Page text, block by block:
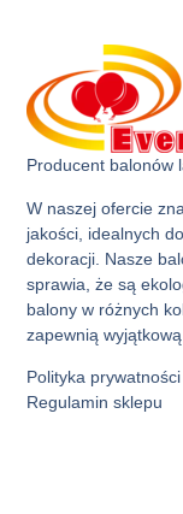
Producent balonów
W naszej ofercie
jakości, idealnych
dekoracji. Nasze
sprawia, że są
balony w różnych
zapewnią
Polityka prywatności
Regulamin sklepu